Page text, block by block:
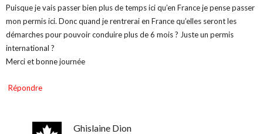
Puisque je vais passer bien plus de temps ici qu’en France je pense passer
mon permis ici. Donc quand je rentrerai en France qu’elles seront les
démarches pour pouvoir conduire plus de 6 mois ? Juste un permis
international ?
Merci et bonne journée
Répondre
Ghislaine Dion